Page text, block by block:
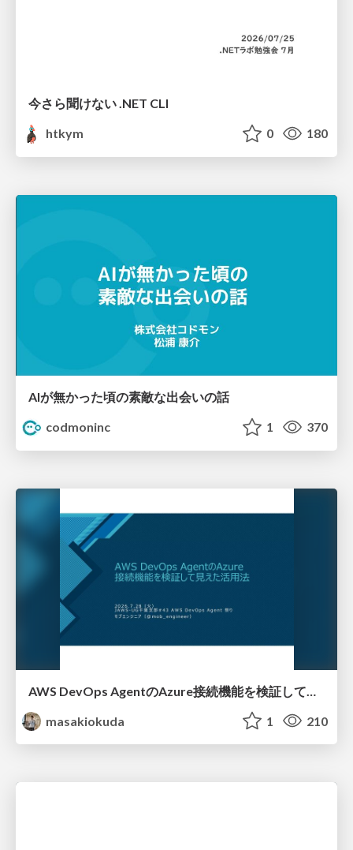
今さら聞けない .NET CLI
htkym
0 180
AIが無かった頃の素敵な出会いの話
codmoninc
1 370
masakiokuda
1 210